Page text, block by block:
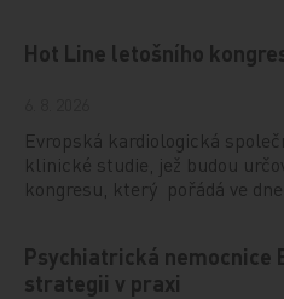
Hot Line letošního
Evropská kardiologická
klinické studie, jež budou
kongresu, který pořádá ve
Psychiatrická nemocnice
strategii v praxi